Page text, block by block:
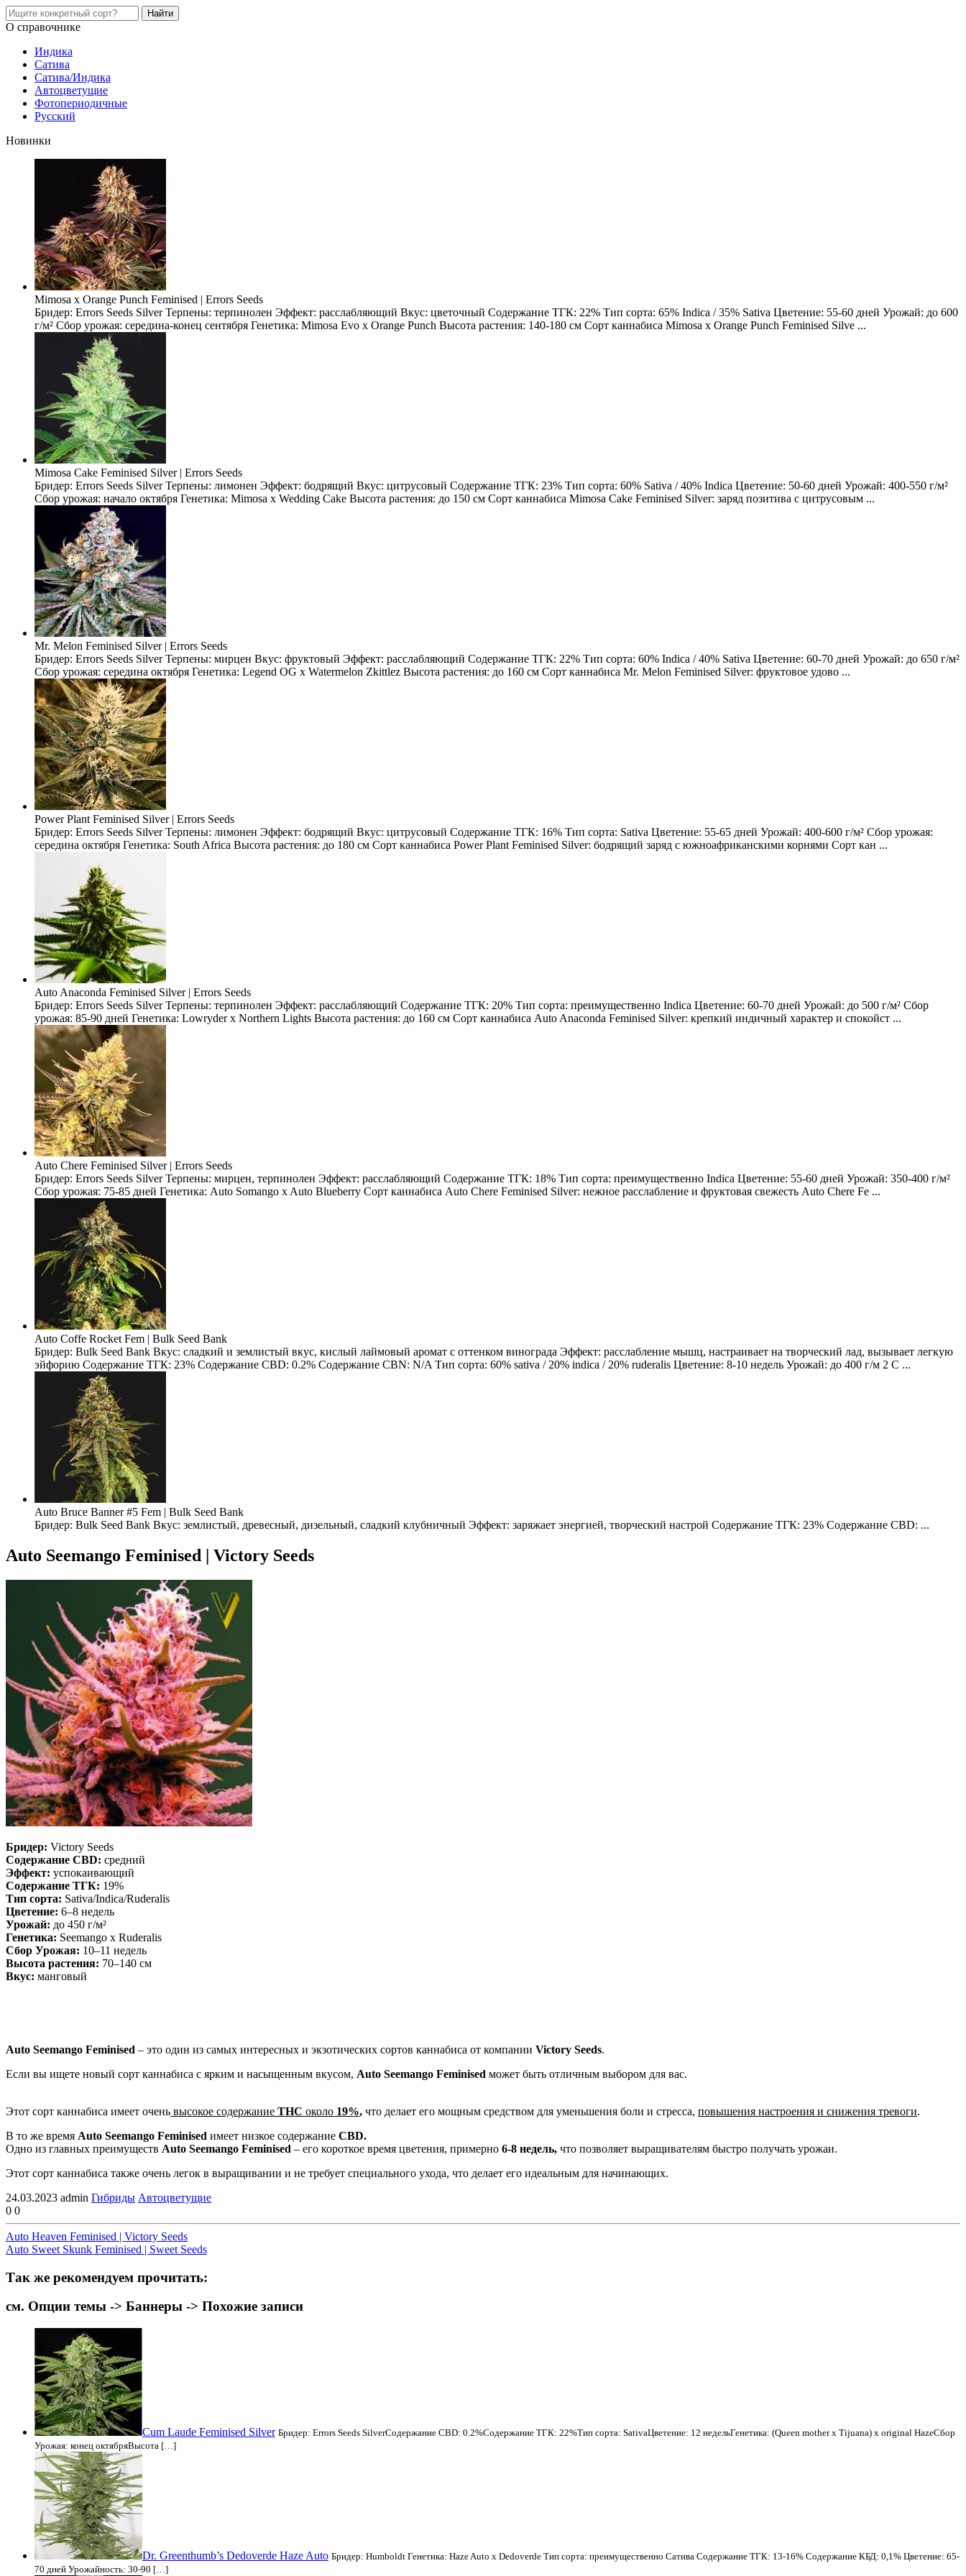
О справочнике
Индика
Сатива
Сатива/Индика
Автоцветущие
Фотопериодичные
Русский
Новинки
Mimosa x Orange Punch Feminised | Errors Seeds
Бридер: Errors Seeds Silver Терпены: терпинолен Эффект: расслабляющий Вкус: цветочный Содержание ТГК: 22% Тип сорта: 65% Indica / 35% Sativa Цветение: 55-60 дней Урожай: до 600
г/м² Сбор урожая: середина-конец сентября Генетика: Mimosa Evo x Orange Punch Высота растения: 140-180 см Сорт каннабиса Mimosa x Orange Punch Feminised Silve ...
Mimosa Cake Feminised Silver | Errors Seeds
Бридер: Errors Seeds Silver Терпены: лимонен Эффект: бодрящий Вкус: цитрусовый Содержание ТГК: 23% Тип сорта: 60% Sativa / 40% Indica Цветение: 50-60 дней Урожай: 400-550 г/м²
Сбор урожая: начало октября Генетика: Mimosa x Wedding Cake Высота растения: до 150 см Сорт каннабиса Mimosa Cake Feminised Silver: заряд позитива с цитрусовым ...
Mr. Melon Feminised Silver | Errors Seeds
Бридер: Errors Seeds Silver Терпены: мирцен Вкус: фруктовый Эффект: расслабляющий Содержание ТГК: 22% Тип сорта: 60% Indica / 40% Sativa Цветение: 60-70 дней Урожай: до 650 г/м²
Сбор урожая: середина октября Генетика: Legend OG x Watermelon Zkittlez Высота растения: до 160 см Сорт каннабиса Mr. Melon Feminised Silver: фруктовое удово ...
Power Plant Feminised Silver | Errors Seeds
Бридер: Errors Seeds Silver Терпены: лимонен Эффект: бодрящий Вкус: цитрусовый Содержание ТГК: 16% Тип сорта: Sativa Цветение: 55-65 дней Урожай: 400-600 г/м² Сбор урожая:
середина октября Генетика: South Africa Высота растения: до 180 см Сорт каннабиса Power Plant Feminised Silver: бодрящий заряд с южноафриканскими корнями Сорт кан ...
Auto Anaconda Feminised Silver | Errors Seeds
Бридер: Errors Seeds Silver Терпены: терпинолен Эффект: расслабляющий Содержание ТГК: 20% Тип сорта: преимущественно Indica Цветение: 60-70 дней Урожай: до 500 г/м² Сбор
урожая: 85-90 дней Генетика: Lowryder x Northern Lights Высота растения: до 160 см Сорт каннабиса Auto Anaconda Feminised Silver: крепкий индичный характер и спокойст ...
Auto Chere Feminised Silver | Errors Seeds
Бридер: Errors Seeds Silver Терпены: мирцен, терпинолен Эффект: расслабляющий Содержание ТГК: 18% Тип сорта: преимущественно Indica Цветение: 55-60 дней Урожай: 350-400 г/м²
Сбор урожая: 75-85 дней Генетика: Auto Somango x Auto Blueberry Сорт каннабиса Auto Chere Feminised Silver: нежное расслабление и фруктовая свежесть Auto Chere Fe ...
Auto Coffe Rocket Fem | Bulk Seed Bank
Бридер: Bulk Seed Bank Вкус: сладкий и землистый вкус, кислый лаймовый аромат с оттенком винограда Эффект: расслабление мышц, настраивает на творческий лад, вызывает легкую
эйфорию Содержание ТГК: 23% Содержание CBD: 0.2% Содержание CBN: N/A Тип сорта: 60% sativa / 20% indica / 20% ruderalis Цветение: 8-10 недель Урожай: до 400 г/м 2 С ...
Auto Bruce Banner #5 Fem | Bulk Seed Bank
Бридер: Bulk Seed Bank Вкус: землистый, древесный, дизельный, сладкий клубничный Эффект: заряжает энергией, творческий настрой Содержание ТГК: 23% Содержание CBD: ...
Auto Seemango Feminised | Victory Seeds
Бридер: Victory Seeds
Содержание CBD: средний
Эффект: успокаивающий
Содержание ТГК: 19%
Тип сорта: Sativa/Indica/Ruderalis
Цветение: 6–8 недель
Урожай: до 450 г/м²
Генетика: Seemango x Ruderalis
Сбор Урожая: 10–11 недель
Высота растения: 70–140 см
Вкус: манговый
Auto Seemango Feminised – это один из самых интересных и экзотических сортов каннабиса от компании Victory Seeds.
Если вы ищете новый сорт каннабиса с ярким и насыщенным вкусом, Auto Seemango Feminised может быть отличным выбором для вас.
Этот сорт каннабиса имеет очень высокое содержание THC около 19%, что делает его мощным средством для уменьшения боли и стресса, повышения настроения и снижения тревоги.
В то же время Auto Seemango Feminised имеет низкое содержание CBD.
Одно из главных преимуществ Auto Seemango Feminised – его короткое время цветения, примерно 6-8 недель, что позволяет выращивателям быстро получать урожаи.
Этот сорт каннабиса также очень легок в выращивании и не требует специального ухода, что делает его идеальным для начинающих.
24.03.2023 admin Гибриды Автоцветущие
0 0
Auto Heaven Feminised | Victory Seeds
Auto Sweet Skunk Feminised | Sweet Seeds
Так же рекомендуем прочитать:
см. Опции темы -> Баннеры -> Похожие записи
Cum Laude Feminised Silver Бридер: Errors Seeds SilverСодержание CBD: 0.2%Содержание ТГК: 22%Тип сорта: SativaЦветение: 12 недельГенетика: (Queen mother x Tijuana) x original HazeСбор
Урожая: конец октябряВысота […]
Dr. Greenthumb’s Dedoverde Haze Auto Бридер: Humboldt Генетика: Haze Auto x Dedoverde Тип сорта: преимущественно Сатива Содержание ТГК: 13-16% Содержание КБД: 0,1% Цветение: 65-
70 дней Урожайность: 30-90 […]